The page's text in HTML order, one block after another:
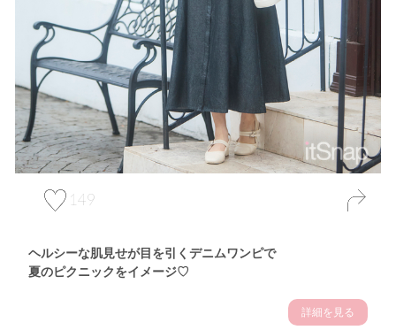
149
ヘルシーな肌見せが目を引くデニムワンピで
夏のピクニックをイメージ♡
詳細を見る